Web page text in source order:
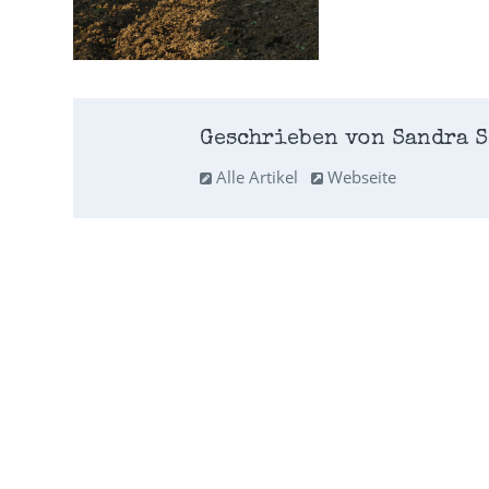
Geschrieben von Sandra
Alle Artikel
Webseite